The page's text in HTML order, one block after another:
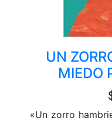
UN
MIEDO
«Un zorro